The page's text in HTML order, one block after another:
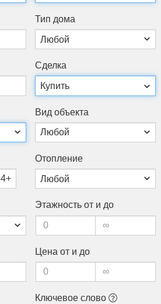
Тип до­ма
Сдел­ка
Вид объ­ек­та
4+
Ото­пле­ние
Этаж­ность от и до
Це­на от и до
Клю­чевое сло­во